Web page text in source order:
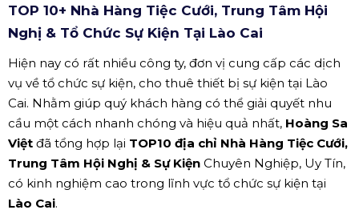
TOP 10+ Nhà Hàng Tiệc Cưới, Trung Tâm Hội
Nghị & Tổ Chức Sự Kiện Tại Lào Cai
Hiện nay có rất nhiều công ty, đơn vị cung cấp các dịch
vụ về tổ chức sự kiện, cho thuê thiết bị sự kiện tại Lào
Cai. Nhằm giúp quý khách hàng có thể giải quyết nhu
cầu một cách nhanh chóng và hiệu quả nhất, Hoàng Sa
Việt đã tổng hợp lại TOP10 địa chỉ Nhà Hàng Tiệc Cưới,
Trung Tâm Hội Nghị & Sự Kiện Chuyên Nghiệp, Uy Tín,
có kinh nghiệm cao trong lĩnh vực tổ chức sự kiện tại
Lào Cai.